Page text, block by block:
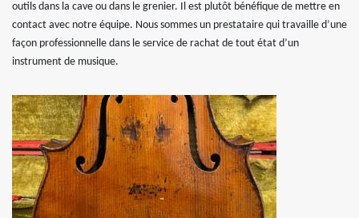
outils dans la cave ou dans le grenier. Il est plutôt bénéfique de mettre en
contact avec notre équipe. Nous sommes un prestataire qui travaille d’une
façon professionnelle dans le service de rachat de tout état d’un
instrument de musique.